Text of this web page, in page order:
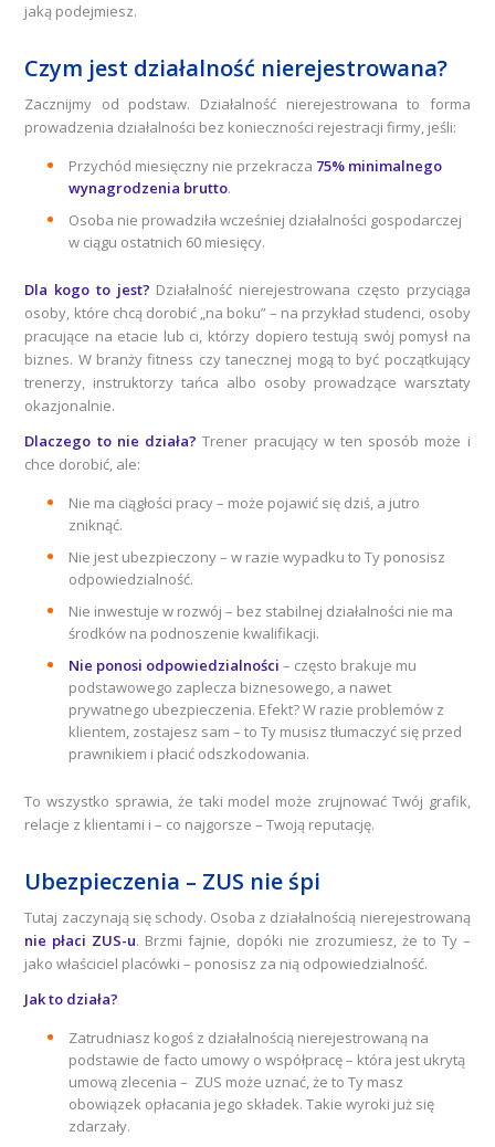
jaką podejmiesz.
Czym jest działalność nierejestrowana?
Zacznijmy od podstaw. Działalność nierejestrowana to forma
prowadzenia działalności bez konieczności rejestracji firmy, jeśli:
Przychód miesięczny nie przekracza 75% minimalnego
wynagrodzenia brutto.
Osoba nie prowadziła wcześniej działalności gospodarczej
w ciągu ostatnich 60 miesięcy.
Dla kogo to jest? Działalność nierejestrowana często przyciąga
osoby, które chcą dorobić „na boku” – na przykład studenci, osoby
pracujące na etacie lub ci, którzy dopiero testują swój pomysł na
biznes. W branży fitness czy tanecznej mogą to być początkujący
trenerzy, instruktorzy tańca albo osoby prowadzące warsztaty
okazjonalnie.
Dlaczego to nie działa? Trener pracujący w ten sposób może i
chce dorobić, ale:
Nie ma ciągłości pracy – może pojawić się dziś, a jutro
zniknąć.
Nie jest ubezpieczony – w razie wypadku to Ty ponosisz
odpowiedzialność.
Nie inwestuje w rozwój – bez stabilnej działalności nie ma
środków na podnoszenie kwalifikacji.
Nie ponosi odpowiedzialności – często brakuje mu
podstawowego zaplecza biznesowego, a nawet
prywatnego ubezpieczenia. Efekt? W razie problemów z
klientem, zostajesz sam – to Ty musisz tłumaczyć się przed
prawnikiem i płacić odszkodowania.
To wszystko sprawia, że taki model może zrujnować Twój grafik,
relacje z klientami i – co najgorsze – Twoją reputację.
Ubezpieczenia – ZUS nie śpi
Tutaj zaczynają się schody. Osoba z działalnością nierejestrowaną
nie płaci ZUS-u. Brzmi fajnie, dopóki nie zrozumiesz, że to Ty –
jako właściciel placówki – ponosisz za nią odpowiedzialność.
Jak to działa?
Zatrudniasz kogoś z działalnością nierejestrowaną na
podstawie de facto umowy o współpracę – która jest ukrytą
umową zlecenia – ZUS może uznać, że to Ty masz
obowiązek opłacania jego składek. Takie wyroki już się
zdarzały.